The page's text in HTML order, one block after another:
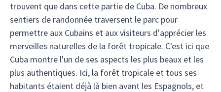
trouvent que dans cette partie de Cuba. De nombreux
sentiers de randonnée traversent le parc pour
permettre aux Cubains et aux visiteurs d'apprécier les
merveilles naturelles de la forêt tropicale. C'est ici que
Cuba montre l'un de ses aspects les plus beaux et les
plus authentiques. Ici, la forêt tropicale et tous ses
habitants étaient déjà là bien avant les Espagnols, et